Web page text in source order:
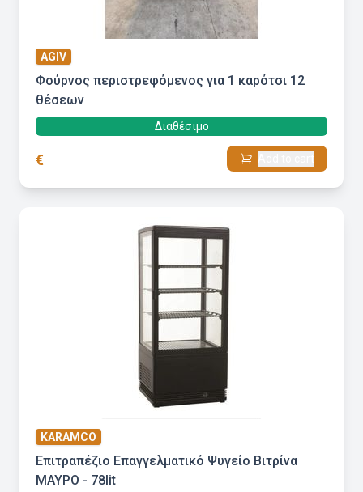
AGIV
Φούρνος περιστρεφόμενος για 1 καρότσι 12
θέσεων
Διαθέσιμο
€
KARAMCO
Επιτραπέζιο Επαγγελματικό Ψυγείο Βιτρίνα
ΜΑΥΡΟ - 78lit